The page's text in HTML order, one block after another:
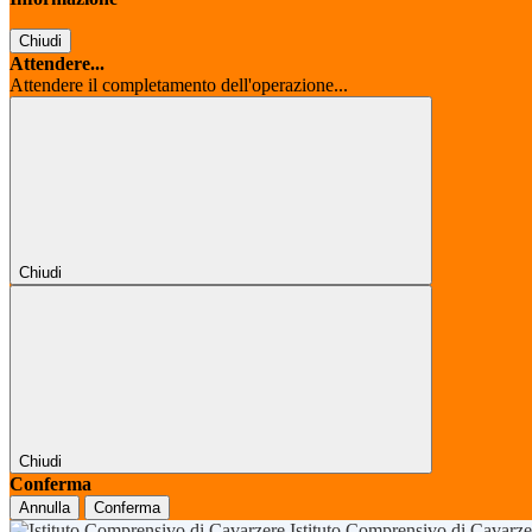
Chiudi
Attendere...
Attendere il completamento dell'operazione...
Chiudi
Chiudi
Conferma
Annulla Conferma